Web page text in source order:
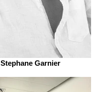
Stephane Garnier